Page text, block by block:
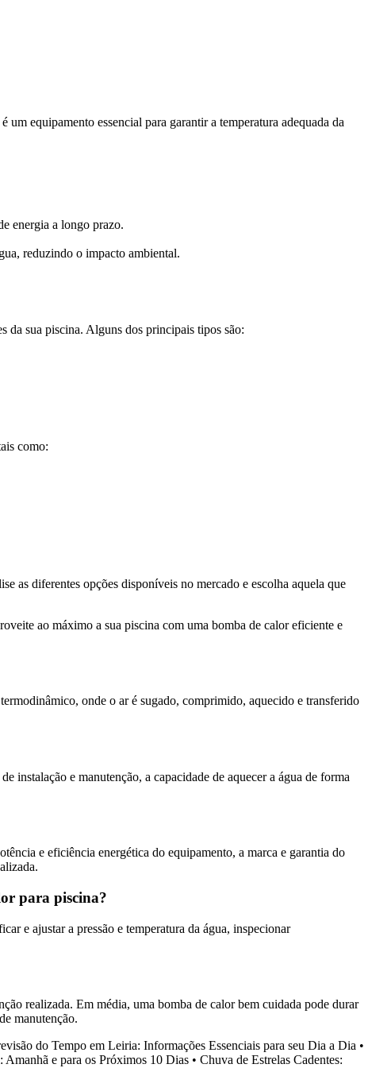
equipamento essencial para garantir a temperatura adequada da
energia a longo prazo.
reduzindo o impacto ambiental.
da sua piscina. Alguns dos principais tipos são:
como:
as diferentes opções disponíveis no mercado e escolha aquela que
ao máximo a sua piscina com uma bomba de calor eficiente e
onde o ar é sugado, comprimido, aquecido e transferido
e manutenção, a capacidade de aquecer a água de forma
e eficiência energética do equipamento, a marca e garantia do
para piscina?
e ajustar a pressão e temperatura da água, inspecionar
realizada. Em média, uma bomba de calor bem cuidada pode durar
manutenção.
do Tempo em Leiria: Informações Essenciais para seu Dia a Dia •
Amanhã e para os Próximos 10 Dias • Chuva de Estrelas Cadentes: